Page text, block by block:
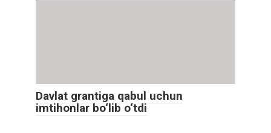
Davlat grantiga qabul uchun
imtihonlar bo‘lib o‘tdi